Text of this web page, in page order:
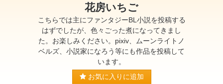
花房いちご
こちらでは主にファンタジーBL小説を投稿する
はずでしたが、色々ごった煮になってきまし
た。お楽しみください。pixiv、ムーンライトノ
ベルズ、小説家になろう等にも作品を投稿して
います。
お気に入りに追加